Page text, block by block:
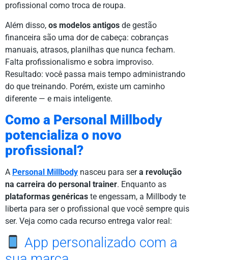
profissional como troca de roupa.
Além disso, os modelos antigos de gestão
financeira são uma dor de cabeça: cobranças
manuais, atrasos, planilhas que nunca fecham.
Falta profissionalismo e sobra improviso.
Resultado: você passa mais tempo administrando
do que treinando. Porém, existe um caminho
diferente — e mais inteligente.
Como a Personal Millbody
potencializa o novo
profissional?
A Personal Millbody nasceu para sera revolução
na carreira do personal trainer. Enquanto as
plataformas genéricas te engessam, a Millbody te
liberta para ser o profissional que você sempre quis
ser. Veja como cada recurso entrega valor real:
App personalizado com a